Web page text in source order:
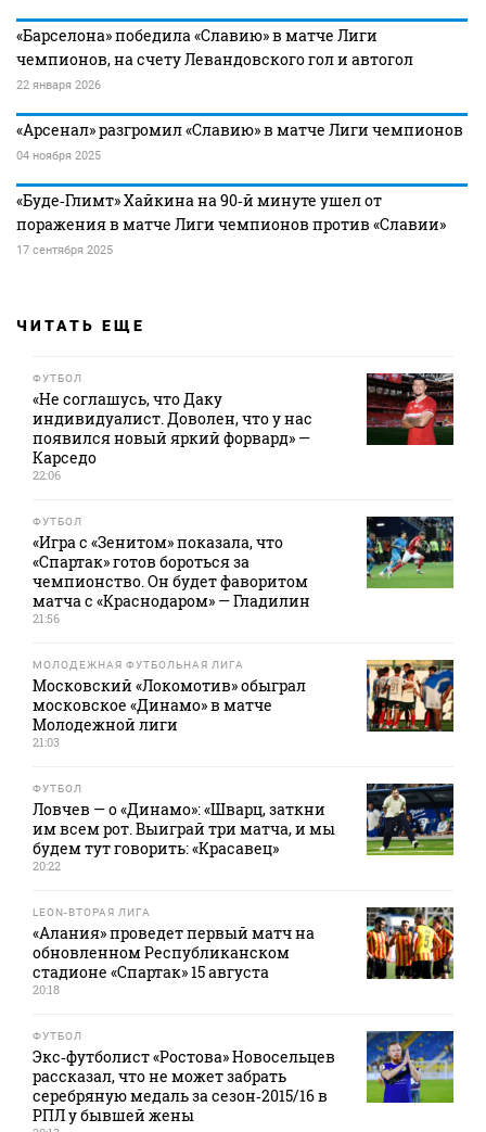
«Барселона» победила «Славию» в матче Лиги
чемпионов, на счету Левандовского гол и автогол
22 января 2026
«Арсенал» разгромил «Славию» в матче Лиги чемпионов
04 ноября 2025
«Буде‑Глимт» Хайкина на 90‑й минуте ушел от
поражения в матче Лиги чемпионов против «Славии»
17 сентября 2025
ЧИТАТЬ ЕЩЕ
ФУТБОЛ
«Не соглашусь, что Даку
индивидуалист. Доволен, что у нас
появился новый яркий форвард» —
Карседо
22:06
ФУТБОЛ
«Игра с «Зенитом» показала, что
«Спартак» готов бороться за
чемпионство. Он будет фаворитом
матча с «Краснодаром» — Гладилин
21:56
МОЛОДЕЖНАЯ ФУТБОЛЬНАЯ ЛИГА
Московский «Локомотив» обыграл
московское «Динамо» в матче
Молодежной лиги
21:03
ФУТБОЛ
Ловчев — о «Динамо»: «Шварц, заткни
им всем рот. Выиграй три матча, и мы
будем тут говорить: «Красавец»
20:22
LEON-ВТОРАЯ ЛИГА
«Алания» проведет первый матч на
обновленном Республиканском
стадионе «Спартак» 15 августа
20:18
ФУТБОЛ
Экс‑футболист «Ростова» Новосельцев
рассказал, что не может забрать
серебряную медаль за сезон‑2015/16 в
РПЛ у бывшей жены